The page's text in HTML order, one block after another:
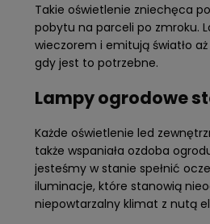
Takie oświetlenie zniechęca
pobytu na parceli po zmroku.
wieczorem i emitują światło
gdy jest to potrzebne.
Lampy ogrodowe
Każde oświetlenie led
także wspaniała ozdoba
jesteśmy w stanie spełnić
iluminacje, które stanowią
niepowtarzalny klimat z nutą